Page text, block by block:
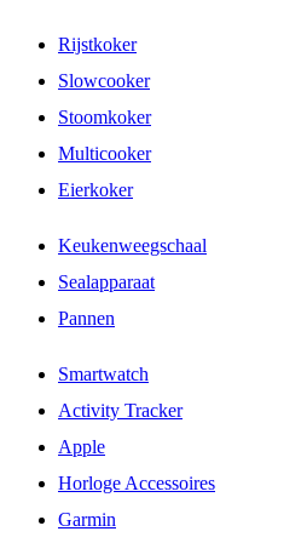
Rijstkoker
Slowcooker
Stoomkoker
Multicooker
Eierkoker
Keukenweegschaal
Sealapparaat
Pannen
Smartwatch
Activity Tracker
Apple
Horloge Accessoires
Garmin